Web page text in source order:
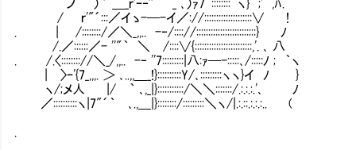
ノ ） '´＿_ｒ'ｰ‐''´ _ ､）ｧ7´::::::::｀ヽ} ;' ,ﾊ.
/ ｒ'"´:::／イゝ-─-イ／://::::::::::::::::::::∨ !
. | /::::::::/／＼_,,.. -‐/:::://:::::::::::::::::::::::::} ﾉ
/.／::::::／- ''"｀ ＼ /::::∨{::::::::::::::::::::::::,'. ､ 八
. /.〈:::::::://＼_/,,.. -‐ ''7:::::::::|八:ｧ─-:::::､/:::::ﾉ ; ｀ヽ
| 〉ｰ'{7_,,,. ＞ ､..,,＿_!}::::::::::Y/､:::::::::ヽヽ}イ ﾉ }
ヽ/;メ人 |/ ｀ ､,_|}:::::::::::/＼＼:::::::/.:.:.:.'､ ﾉ
／::::::::::ヽ|7"´｀ ､.,＿|}::::::::/:::::::::＼ヽ/|.:.::.:.:.:.. (